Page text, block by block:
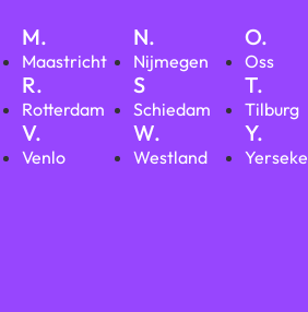
M.
Maastricht
N.
Nijmegen
O.
Oss
R.
Rotterdam
S
Schiedam
T.
Tilburg
V.
Venlo
W.
Westland
Y.
Yerseke